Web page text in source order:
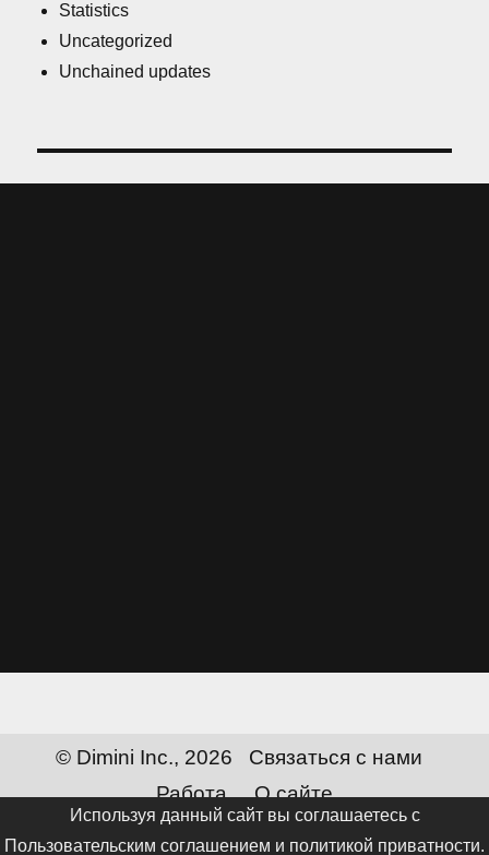
Используя данный сайт вы соглашаетесь с
Пользовательским соглашением и политикой приватности.
Statistics
Uncategorized
Unchained updates
© Dimini Inc., 2026
Связаться с нами
Работа
О сайте
Сменить язык: